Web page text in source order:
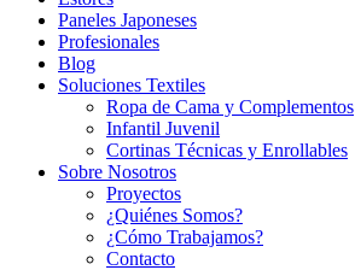
Paneles Japoneses
Profesionales
Blog
Soluciones Textiles
Ropa de Cama y Complementos
Infantil Juvenil
Cortinas Técnicas y Enrollables
Sobre Nosotros
Proyectos
¿Quiénes Somos?
¿Cómo Trabajamos?
Contacto